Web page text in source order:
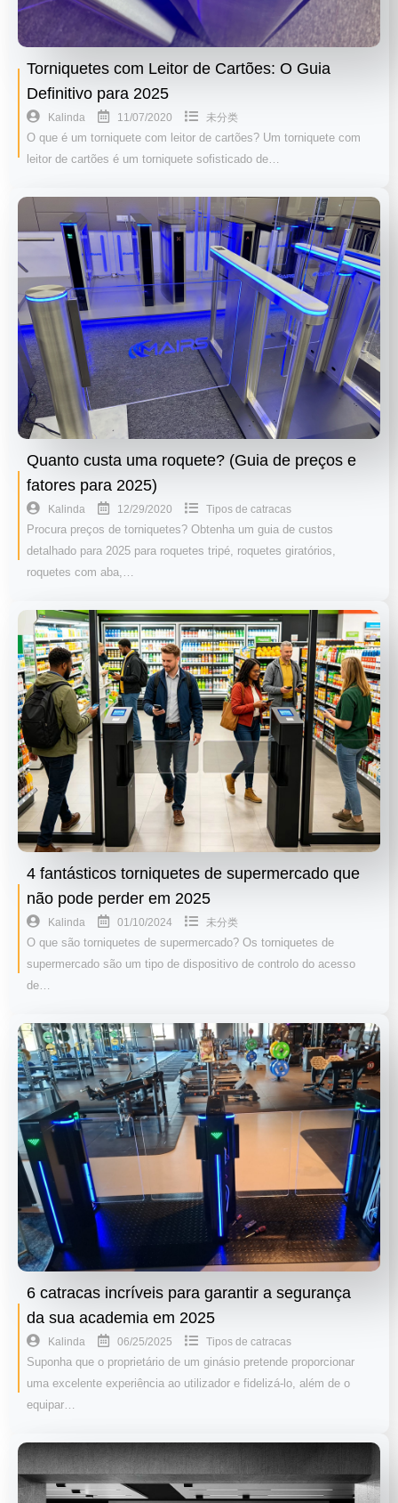
Torniquetes com Leitor de Cartões: O Guia
Definitivo para 2025
Kalinda 11/07/2020 未分类
O que é um torniquete com leitor de cartões? Um torniquete com
leitor de cartões é um torniquete sofisticado de…
Quanto custa uma roquete? (Guia de preços e
fatores para 2025)
Kalinda 12/29/2020 Tipos de catracas
Procura preços de torniquetes? Obtenha um guia de custos
detalhado para 2025 para roquetes tripé, roquetes giratórios,
roquetes com aba,…
4 fantásticos torniquetes de supermercado que
não pode perder em 2025
Kalinda 01/10/2024 未分类
O que são torniquetes de supermercado? Os torniquetes de
supermercado são um tipo de dispositivo de controlo do acesso
de…
6 catracas incríveis para garantir a segurança
da sua academia em 2025
Kalinda 06/25/2025 Tipos de catracas
Suponha que o proprietário de um ginásio pretende proporcionar
uma excelente experiência ao utilizador e fidelizá-lo, além de o
equipar…